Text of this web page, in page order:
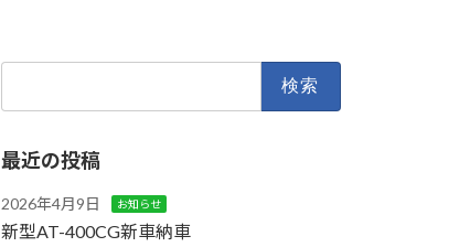
最近の投稿
2026年4月9日 お知らせ
新型AT-400CG新車納車